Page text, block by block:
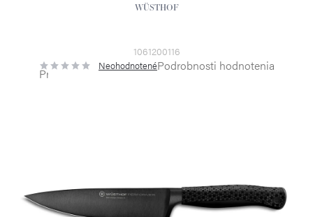
WÜSTHOF
1061200116
Priemerné
hodnotenie
NeohodnotenéPodrobnosti hodnotenia